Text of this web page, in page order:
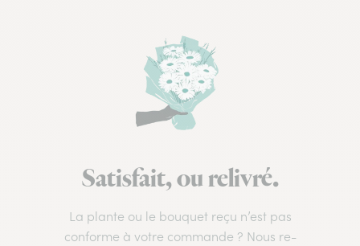
Satisfait, ou relivré.
La plante ou le bouquet reçu n’est pas
conforme à votre commande ? Nous re-